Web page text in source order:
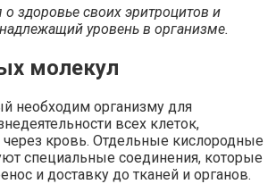
о здоровье своих эритроцитов и
уровень в организме.
молекул
необходим организму для
всех клеток,
через кровь. Отдельные кислородные
специальные соединения, которые
и доставку до тканей и органов.